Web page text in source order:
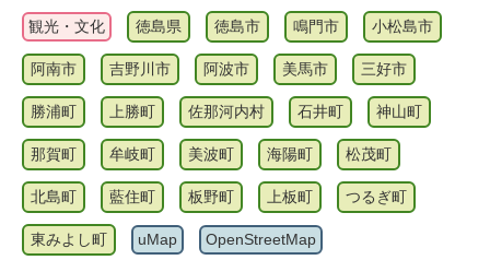
観光・文化 徳島県 徳島市 鳴門市 小松島市
阿南市 吉野川市 阿波市 美馬市 三好市
勝浦町 上勝町 佐那河内村 石井町 神山町
那賀町 牟岐町 美波町 海陽町 松茂町
北島町 藍住町 板野町 上板町 つるぎ町
東みよし町 uMap OpenStreetMap